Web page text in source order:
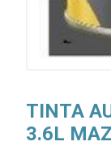
TINTA
3.6L